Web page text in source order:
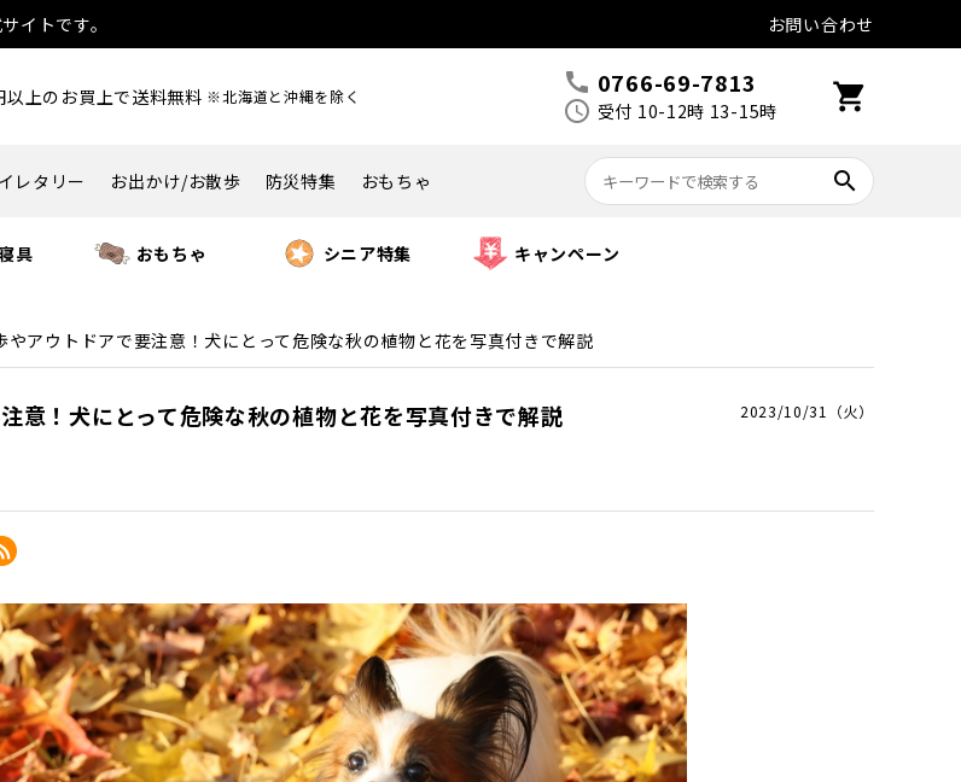
イトです。 お問い合わせ
上のお買上で送料無料 ※北海道と沖縄を除く call 0766-69-7813
schedule 受付 10-12時 13-15時 shopping_cart
レタリー お出かけ/お散歩 防災特集 おもちゃ search
具 おもちゃ シニア特集 キャンペーン
やアウトドアで要注意！犬にとって危険な秋の植物と花を写真付きで解説
意！犬にとって危険な秋の植物と花を写真付きで解説 2023/10/31（火）